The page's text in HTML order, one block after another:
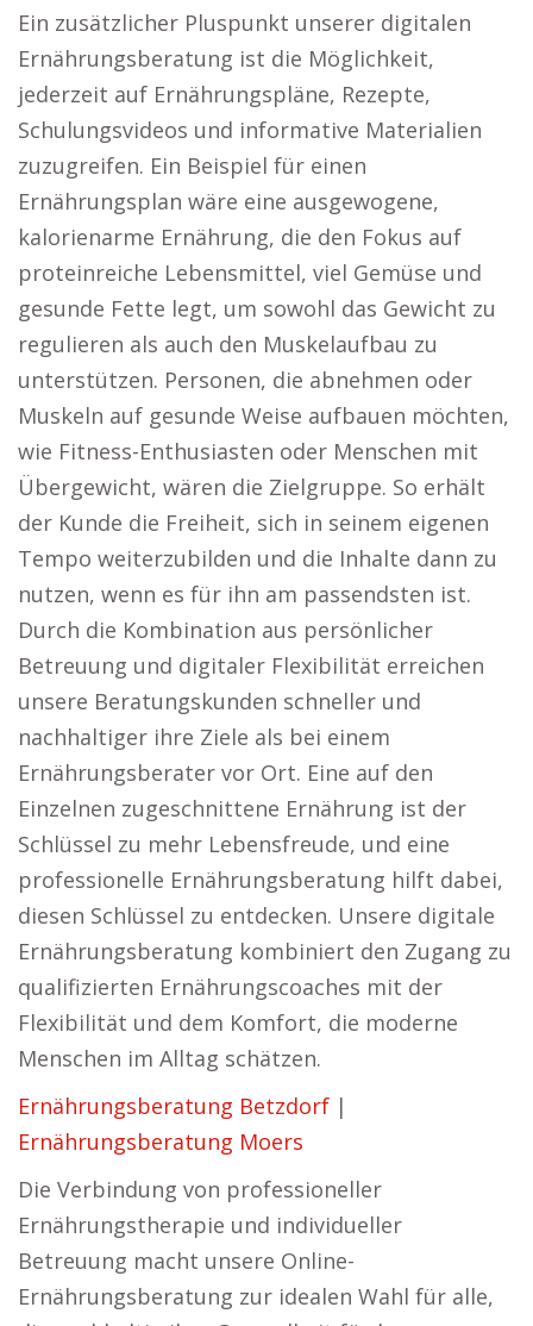
Ein zusätzlicher Pluspunkt unserer digitalen
Ernährungsberatung ist die Möglichkeit,
jederzeit auf Ernährungspläne, Rezepte,
Schulungsvideos und informative Materialien
zuzugreifen. Ein Beispiel für einen
Ernährungsplan wäre eine ausgewogene,
kalorienarme Ernährung, die den Fokus auf
proteinreiche Lebensmittel, viel Gemüse und
gesunde Fette legt, um sowohl das Gewicht zu
regulieren als auch den Muskelaufbau zu
unterstützen. Personen, die abnehmen oder
Muskeln auf gesunde Weise aufbauen möchten,
wie Fitness-Enthusiasten oder Menschen mit
Übergewicht, wären die Zielgruppe. So erhält
der Kunde die Freiheit, sich in seinem eigenen
Tempo weiterzubilden und die Inhalte dann zu
nutzen, wenn es für ihn am passendsten ist.
Durch die Kombination aus persönlicher
Betreuung und digitaler Flexibilität erreichen
unsere Beratungskunden schneller und
nachhaltiger ihre Ziele als bei einem
Ernährungsberater vor Ort. Eine auf den
Einzelnen zugeschnittene Ernährung ist der
Schlüssel zu mehr Lebensfreude, und eine
professionelle Ernährungsberatung hilft dabei,
diesen Schlüssel zu entdecken. Unsere digitale
Ernährungsberatung kombiniert den Zugang zu
qualifizierten Ernährungscoaches mit der
Flexibilität und dem Komfort, die moderne
Menschen im Alltag schätzen.
Ernährungsberatung Betzdorf |
Ernährungsberatung Moers
Die Verbindung von professioneller
Ernährungstherapie und individueller
Betreuung macht unsere Online-
Ernährungsberatung zur idealen Wahl für alle,